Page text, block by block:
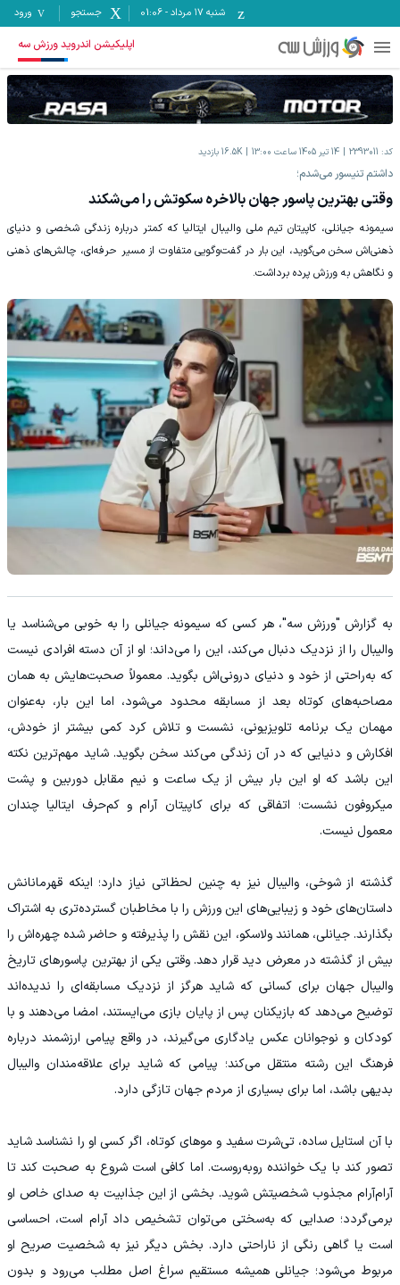
شنبه ۱۷ مرداد -
01:06 جستجو ورود
اپلیکیشن اندروید ورزش سه
کد: 2393011 14 تیر 1405 ساعت 13:00 16.5K بازدید
داشتم تنیسور می‌شدم؛
وقتی بهترین پاسور جهان بالاخره سکوتش را می‌شکند
سیمونه جیانلی، کاپیتان تیم ملی والیبال ایتالیا که کمتر درباره زندگی شخصی و دنیای
ذهنی‌اش سخن می‌گوید، این بار در گفت‌وگویی متفاوت از مسیر حرفه‌ای، چالش‌های ذهنی
و نگاهش به ورزش پرده برداشت.
به گزارش "ورزش سه"، هر کسی که سیمونه جیانلی را به خوبی می‌شناسد یا
والیبال را از نزدیک دنبال می‌کند، این را می‌داند؛ او از آن دسته افرادی نیست
که به‌راحتی از خود و دنیای درونی‌اش بگوید. معمولاً صحبت‌هایش به همان
مصاحبه‌های کوتاه بعد از مسابقه محدود می‌شود، اما این بار، به‌عنوان
مهمان یک برنامه تلویزیونی، نشست و تلاش کرد کمی بیشتر از خودش،
افکارش و دنیایی که در آن زندگی می‌کند سخن بگوید. شاید مهم‌ترین نکته
این باشد که او این بار بیش از یک ساعت و نیم مقابل دوربین و پشت
میکروفون نشست؛ اتفاقی که برای کاپیتان آرام و کم‌حرف ایتالیا چندان
معمول نیست.
گذشته از شوخی، والیبال نیز به چنین لحظاتی نیاز دارد؛ اینکه قهرمانانش
داستان‌های خود و زیبایی‌های این ورزش را با مخاطبان گسترده‌تری به اشتراک
بگذارند. جیانلی، همانند ولاسکو، این نقش را پذیرفته و حاضر شده چهره‌اش را
بیش از گذشته در معرض دید قرار دهد. وقتی یکی از بهترین پاسورهای تاریخ
والیبال جهان برای کسانی که شاید هرگز از نزدیک مسابقه‌ای را ندیده‌اند
توضیح می‌دهد که بازیکنان پس از پایان بازی می‌ایستند، امضا می‌دهند و با
کودکان و نوجوانان عکس یادگاری می‌گیرند، در واقع پیامی ارزشمند درباره
فرهنگ این رشته منتقل می‌کند؛ پیامی که شاید برای علاقه‌مندان والیبال
بدیهی باشد، اما برای بسیاری از مردم جهان تازگی دارد.
با آن استایل ساده، تی‌شرت سفید و موهای کوتاه، اگر کسی او را نشناسد شاید
تصور کند با یک خواننده روبه‌روست. اما کافی است شروع به صحبت کند تا
آرام‌آرام مجذوب شخصیتش شوید. بخشی از این جذابیت به صدای خاص او
برمی‌گردد؛ صدایی که به‌سختی می‌توان تشخیص داد آرام است، احساسی
است یا گاهی رنگی از ناراحتی دارد. بخش دیگر نیز به شخصیت صریح او
مربوط می‌شود؛ جیانلی همیشه مستقیم سراغ اصل مطلب می‌رود و بدون